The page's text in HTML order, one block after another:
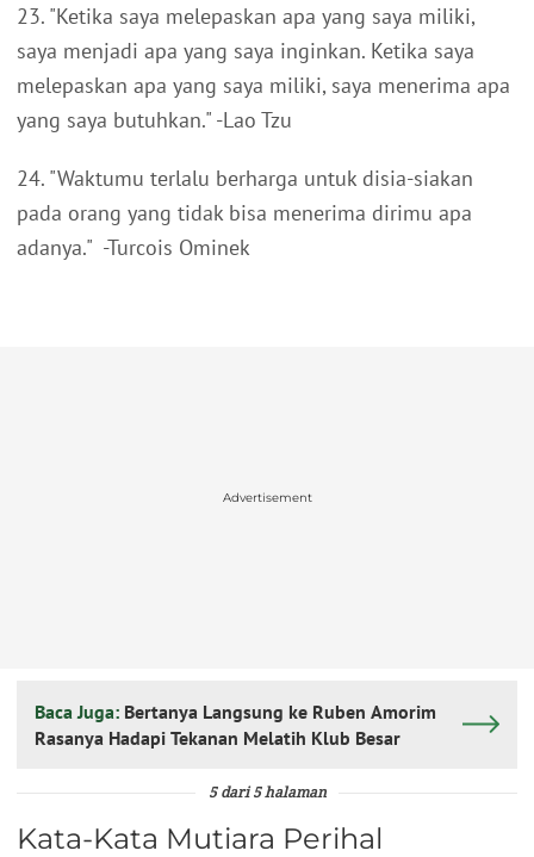
23. "Ketika saya melepaskan apa yang saya miliki,
saya menjadi apa yang saya inginkan. Ketika saya
melepaskan apa yang saya miliki, saya menerima apa
yang saya butuhkan." -Lao Tzu
24. "Waktumu terlalu berharga untuk disia-siakan
pada orang yang tidak bisa menerima dirimu apa
adanya." -Turcois Ominek
Advertisement
Baca Juga: Bertanya Langsung ke Ruben Amorim
Rasanya Hadapi Tekanan Melatih Klub Besar
5 dari 5 halaman
Kata-Kata Mutiara Perihal